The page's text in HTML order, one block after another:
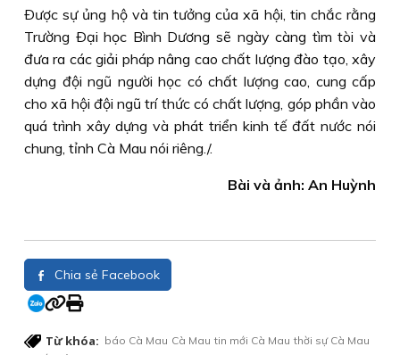
Ðược sự ủng hộ và tin tưởng của xã hội, tin chắc rằng
Trường Ðại học Bình Dương sẽ ngày càng tìm tòi và
đưa ra các giải pháp nâng cao chất lượng đào tạo, xây
dựng đội ngũ người học có chất lượng cao, cung cấp
cho xã hội đội ngũ trí thức có chất lượng, góp phần vào
quá trình xây dựng và phát triển kinh tế đất nước nói
chung, tỉnh Cà Mau nói riêng./.
Bài và ảnh: An Huỳnh
Chia sẻ Facebook
Từ khóa: báo Cà Mau Cà Mau tin mới Cà Mau thời sự Cà Mau